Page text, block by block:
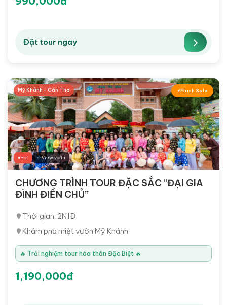
Đặt tour ngay
Flash Sale
Mỹ Khánh - Cần Thơ
Hot ∼ View vườn
CHƯƠNG TRÌNH TOUR ĐẶC SẮC “ĐẠI GIA
ĐÌNH ĐIỀN CHỦ”
Thời gian: 2N1Đ
Khám phá miệt vườn Mỹ Khánh
🔥 Trải nghiệm tour hóa thân Đặc Biệt 🔥
1,190,000đ